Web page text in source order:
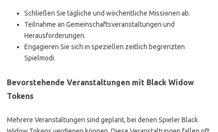
Schließen Sie tägliche und wöchentliche Missionen ab.
Teilnahme an Gemeinschaftsveranstaltungen und
Herausforderungen.
Engagieren Sie sich in speziellen zeitlich begrenzten
Spielmodi.
Bevorstehende Veranstaltungen mit Black Widow
Tokens
Mehrere Veranstaltungen sind geplant, bei denen Spieler Black